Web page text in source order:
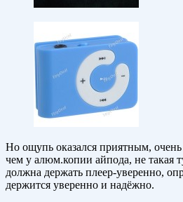
Но ощупь оказался приятным,
чем у алюм.копии айпода, не такая
должна держать плеер-уверенно,
держится уверенно и надёжно.